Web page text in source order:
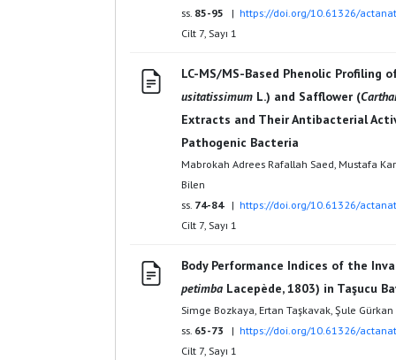
ss. 85-95 | https://doi.org/10.61326/
Cilt 7, Sayı 1
LC-MS/MS-Based Phenolic Profiling
usitatissimum L.) and Safflower (
Extracts and Their Antibacterial
Pathogenic Bacteria
Mabrokah Adrees Rafallah Saed, Mustafa
Bilen
ss. 74-84| https://doi.org/10.61326/
Cilt 7, Sayı 1
Body Performance Indices of the
petimba Lacepède, 1803) in Taşucu
Simge Bozkaya, Ertan Taşkavak, Şule Gürkan
ss. 65-73 | https://doi.org/10.61326/
Cilt 7, Sayı 1